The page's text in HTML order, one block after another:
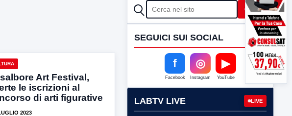
Art Festival,
le iscrizioni al
di arti figurative
2023
CERCA Cerca
SEGUICI SUI SOCIAL
f
Facebook
◎
Instagram
▶
YouTube
LABTV LIVE LIVE